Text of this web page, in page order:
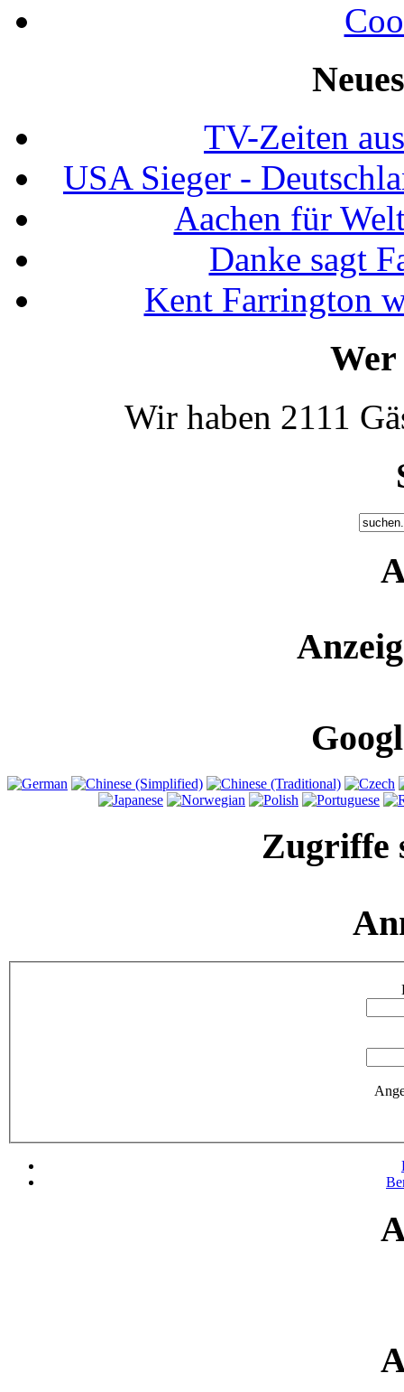
TV-Zeiten
USA Sieger -
Aachen für
Danke sagt
Kent Farrington
Wir haben 2111
Zugriffe